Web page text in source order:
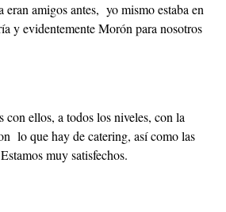
amigos antes, yo mismo estaba en
y evidentemente Morón para nosotros
con ellos, a todos los niveles, con la
lo que hay de catering, así como las
muy satisfechos.